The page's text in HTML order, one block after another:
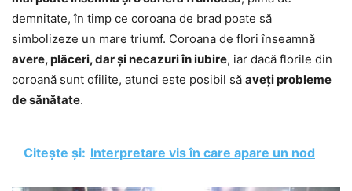
demnitate, în timp ce coroana de brad poate să
simbolizeze un mare triumf. Coroana de flori înseamnă
avere, plăceri, dar și necazuri în iubire, iar dacă florile din
coroană sunt ofilite, atunci este posibil să aveți probleme
de sănătate.
Citește și: Interpretare vis în care apare un nod